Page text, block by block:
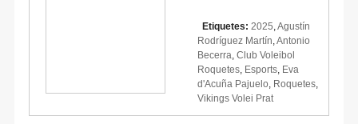
Etiquetes: 2025 Agustín
Rodríguez Martín Antonio
Becerra Club Voleibol
Roquetes Esports Eva
d'Acuña Pajuelo Roquetes
Vikings Volei Prat